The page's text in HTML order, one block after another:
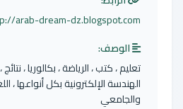
arab-dream-dz.blogspot.com
الوصف:
تعليم ، كتب ، الرياضة ، بكالوريا ،
الهندسة الإلكترونية بكل أنواعها ،
والجامعي